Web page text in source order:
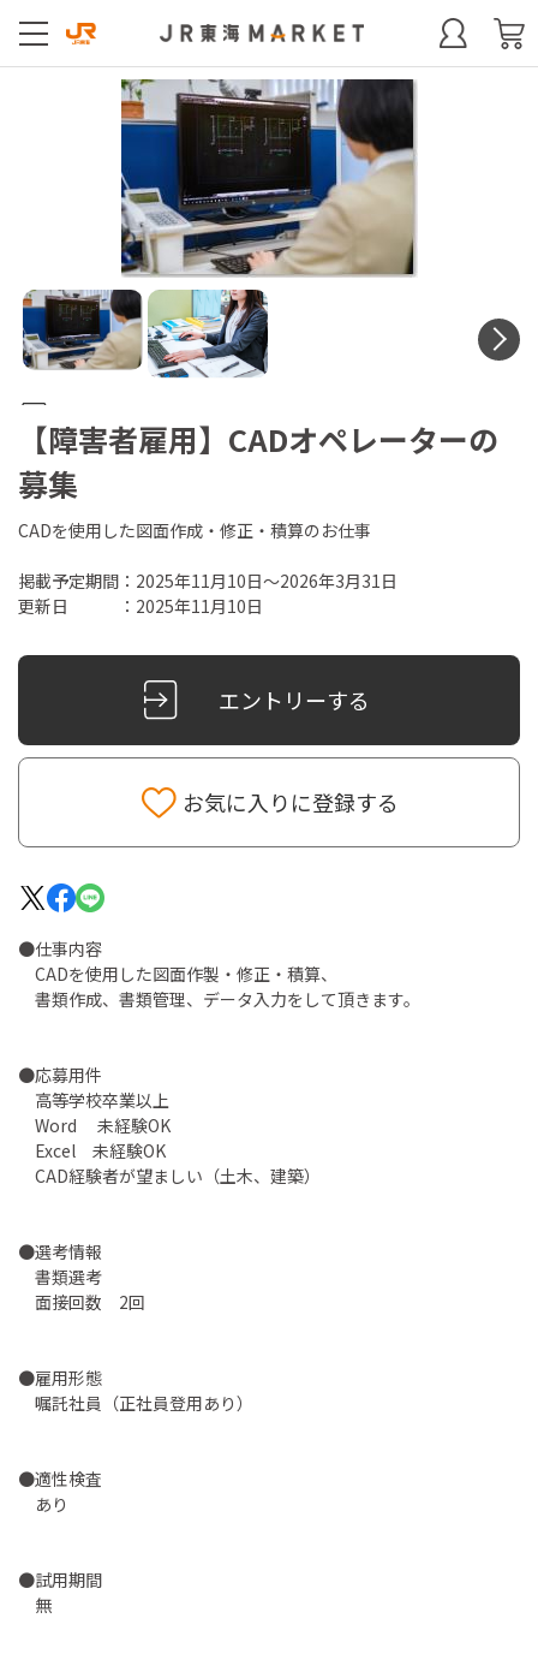
【障害者雇用】CADオペレーターの
募集
CADを使用した図面作成・修正・積算のお仕事
掲載予定期間：2025年11月10日～2026年3月31日
更新日 ：2025年11月10日
お気に入りに登録する
●仕事内容
CADを使用した図面作製・修正・積算、
書類作成、書類管理、データ入力をして頂きます。
●応募用件
高等学校卒業以上
Word 未経験OK
Excel 未経験OK
CAD経験者が望ましい（土木、建築）
●選考情報
書類選考
面接回数 2回
●雇用形態
嘱託社員（正社員登用あり）
●適性検査
あり
●試用期間
無